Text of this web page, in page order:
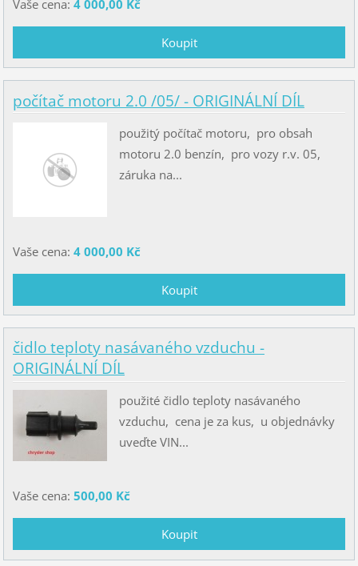
Vaše cena: 4 000,00 Kč
počítač motoru 2.0 /05/ - ORIGINÁLNÍ DÍL
použitý počítač motoru, pro obsah
motoru 2.0 benzín, pro vozy r.v. 05,
záruka na...
Vaše cena: 4 000,00 Kč
čidlo teploty nasávaného vzduchu -
ORIGINÁLNÍ DÍL
použité čidlo teploty nasávaného
vzduchu, cena je za kus, u objednávky
uveďte VIN...
Vaše cena: 500,00 Kč